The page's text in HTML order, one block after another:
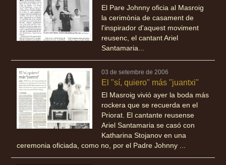
El Pare Johnny oficia al Masroig
la cerimònia de casament de
l'inspirador d'aquest moviment
reusenc, el cantant Ariel
Santamaria...
03 de setembre de 2006
El "sí, quiero" más "juantxi"
El Masroig vivió ayer la boda más
rockera que se recuerda en el
Priorat. El cantante reusense
Ariel Santamaria se casó con
Katharina Stojanov en una
ceremonia oficiada, como no, por el Padre Johnny ...